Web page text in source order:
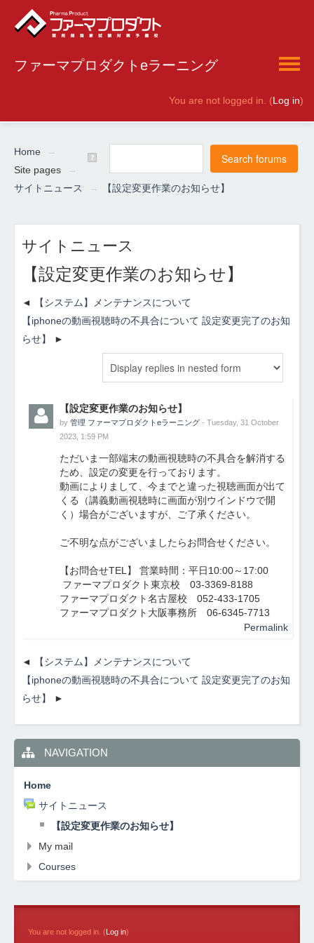
ファーマプロダクトeラーニング
You are not logged in. (Log in)
Home
→
Site pages
→
サイトニュース
→ 【設定変更作業のお知らせ】
サイトニュース
【設定変更作業のお知らせ】
【システム】メンテナンスについて
【iphoneの動画視聴時の不具合について 設定変更完了のお知
らせ】
【設定変更作業のお知らせ】
by 管理 ファーマプロダクトeラーニング - Tuesday, 31 October
2023, 1:59 PM
ただいま一部端末の動画視聴時の不具合を解消する
ため、設定の変更を行っております。
動画によりまして、今までと違った視聴画面が出て
くる（講義動画視聴時に画面が別ウインドウで開
く）場合がございますが、ご了承ください。
ご不明な点がございましたらお問合せください。
【お問合せTEL】 営業時間：平日10:00～17:00
ファーマプロダクト東京校 03-3369-8188
ファーマプロダクト名古屋校 052-433-1705
ファーマプロダクト大阪事務所 06-6345-7713
Permalink
【システム】メンテナンスについて
【iphoneの動画視聴時の不具合について 設定変更完了のお知
らせ】
NAVIGATION
Home
サイトニュース
【設定変更作業のお知らせ】
My mail
Courses
You are not logged in. (Log in)